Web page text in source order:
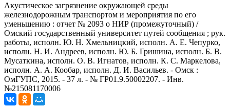
Акустическое загрязнение окружающей среды
железнодорожным транспортом и мероприятия по его
уменьшению : отчет № 2093 о НИР (промежуточный) /
Омский государственный университет путей сообщения ; рук.
работы, исполн. Ю. Н. Хмельницкий, исполн. А. Е. Чепурко,
исполн. Н. И. Андреев, исполн. Ю. Б. Гришина, исполн. Б. В.
Мусаткина, исполн. О. В. Игнатов, исполн. К. С. Маркелова,
исполн. А. А. Кообар, исполн. Д. И. Васильев. - Омск :
ОмГУПС, 2015. - 37 л. - № ГР01.9.50002207. - Инв.
№215081170006